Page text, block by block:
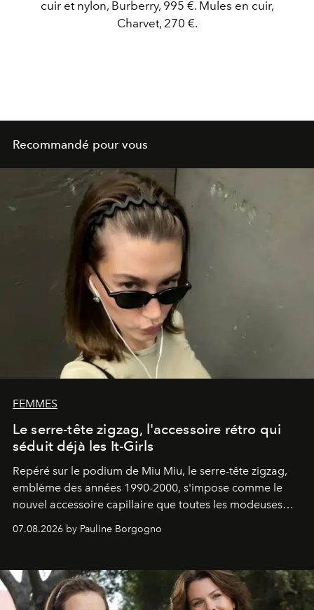
cuir et nylon, Burberry, 995 €. Mules en cuir,
Charvet, 270 €.
Recommandé pour vous
FEMMES
Le serre-tête zigzag, l'accessoire rétro qui
séduit déjà les It-Girls
Repéré sur le podium de Miu Miu, le serre-tête zigzag,
emblème des années 1990-2000, s'impose comme le
nouvel accessoire capillaire que toutes les modeuses
s'arrachent déjà.
07.08.2026 by Pauline Borgogno